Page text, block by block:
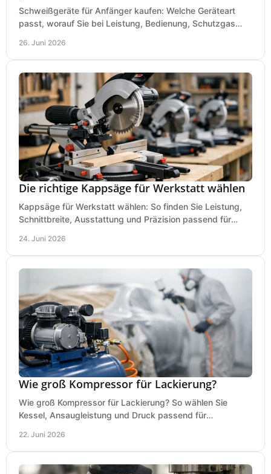
Schweißgeräte für Anfänger kaufen: Welche Geräteart
passt, worauf Sie bei Leistung, Bedienung, Schutzgas
26. Juni 2026
Die richtige Kappsäge für Werkstatt wählen
Kappsäge für Werkstatt wählen: So finden Sie Leistung,
Schnittbreite, Ausstattung und Präzision passend für
24. Juni 2026
Wie groß Kompressor für Lackierung?
Wie groß Kompressor für Lackierung? So wählen Sie
Kessel, Ansaugleistung und Druck passend für
22. Juni 2026